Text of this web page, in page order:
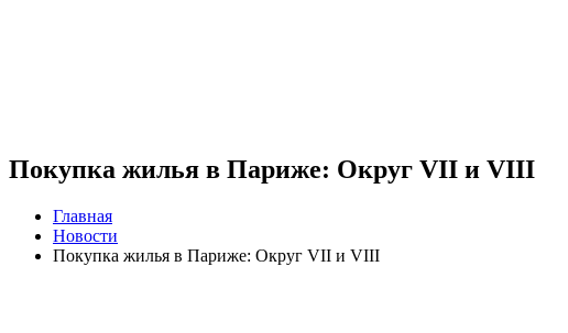
Покупка жилья в Париже: Округ VII и VIII
Главная
Новости
Покупка жилья в Париже: Округ VII и VIII